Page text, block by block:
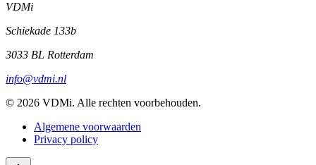
VDMi
Schiekade 133b
3033 BL Rotterdam
info@vdmi.nl
© 2026 VDMi. Alle rechten voorbehouden.
Algemene voorwaarden
Privacy policy